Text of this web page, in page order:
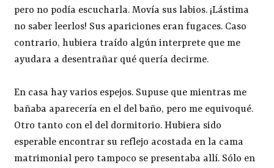
pero no podía escucharla. Movía sus labios. ¡Lástima
no saber leerlos! Sus apariciones eran fugaces. Caso
contrario, hubiera traído algún interprete que me
ayudara a desentrañar qué quería decirme.
En casa hay varios espejos. Supuse que mientras me
bañaba aparecería en el del baño, pero me equivoqué.
Otro tanto con el del dormitorio. Hubiera sido
esperable encontrar su reflejo acostada en la cama
matrimonial pero tampoco se presentaba allí. Sólo en